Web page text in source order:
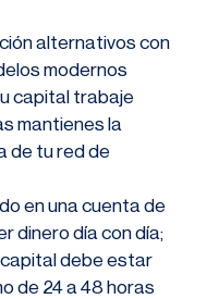
alternativos con
modernos
capital trabaje
mantienes la
de tu red de
en una cuenta de
dinero día con día;
debe estar
de 24 a 48 horas